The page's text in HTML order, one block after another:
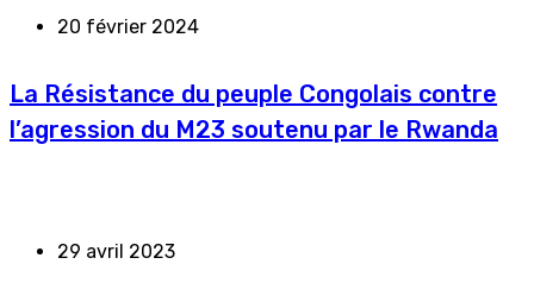
20 février 2024
La Résistance du peuple Congolais contre
l’agression du M23 soutenu par le Rwanda
29 avril 2023